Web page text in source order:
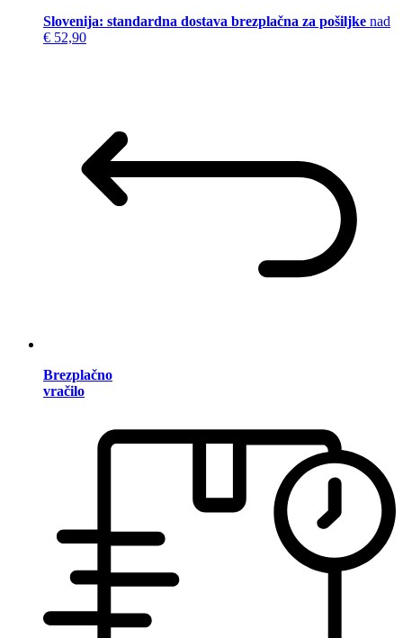
Slovenija: standardna dostava brezplačna za pošiljke nad
€ 52,90
Brezplačno
vračilo